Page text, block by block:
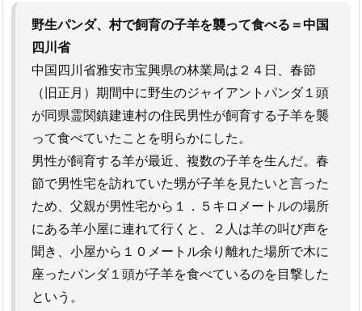
野生パンダ、村で飼育の子羊を襲って食べる＝中国
四川省
中国四川省雅安市宝興県の林業局は２４日、春節
（旧正月）期間中に野生のジャイアントパンダ１頭
が同県霊関鎮建連村の住民男性が飼育する子羊を襲
って食べていたことを明らかにした。
男性が飼育する羊が最近、複数の子羊を生んだ。春
節で男性宅を訪れていた甥が子羊を見たいと言った
ため、父親が男性宅から１．５キロメートルの場所
にある羊小屋に連れて行くと、２人は羊の叫び声を
聞き、小屋から１０メートル余り離れた場所で木に
座ったパンダ１頭が子羊を食べているのを目撃した
という。